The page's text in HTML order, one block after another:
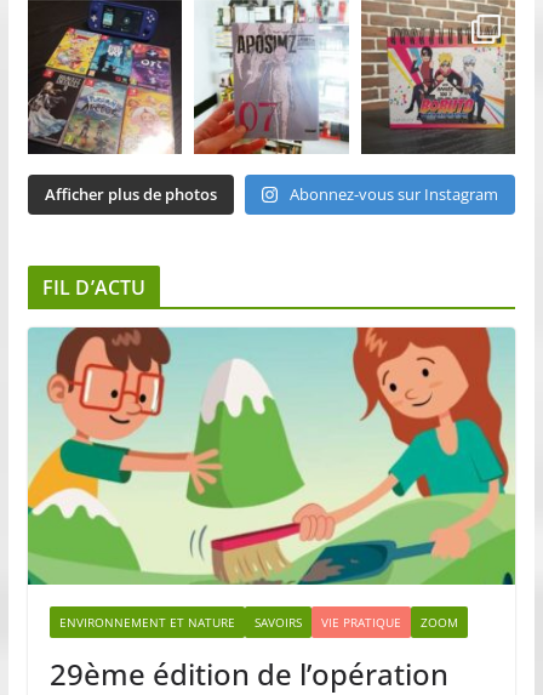
Afficher plus de photos Abonnez-vous sur Instagram
FIL D’ACTU
ENVIRONNEMENT ET NATURE SAVOIRS VIE PRATIQUE ZOOM
29ème édition de l’opération